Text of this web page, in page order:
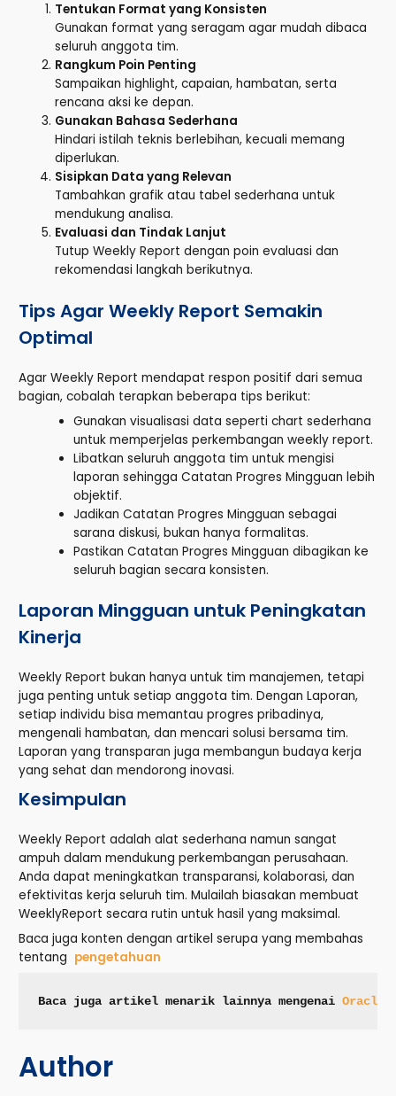
Tentukan Format yang Konsisten
Gunakan format yang seragam agar mudah dibaca
seluruh anggota tim.
Rangkum Poin Penting
Sampaikan highlight, capaian, hambatan, serta
rencana aksi ke depan.
Gunakan Bahasa Sederhana
Hindari istilah teknis berlebihan, kecuali memang
diperlukan.
Sisipkan Data yang Relevan
Tambahkan grafik atau tabel sederhana untuk
mendukung analisa.
Evaluasi dan Tindak Lanjut
Tutup Weekly Report dengan poin evaluasi dan
rekomendasi langkah berikutnya.
Tips Agar Weekly Report Semakin
Optimal
Agar Weekly Report mendapat respon positif dari semua
bagian, cobalah terapkan beberapa tips berikut:
Gunakan visualisasi data seperti chart sederhana
untuk memperjelas perkembangan weekly report.
Libatkan seluruh anggota tim untuk mengisi
laporan sehingga Catatan Progres Mingguan lebih
objektif.
Jadikan Catatan Progres Mingguan sebagai
sarana diskusi, bukan hanya formalitas.
Pastikan Catatan Progres Mingguan dibagikan ke
seluruh bagian secara konsisten.
Laporan Mingguan untuk Peningkatan
Kinerja
Weekly Report bukan hanya untuk tim manajemen, tetapi
juga penting untuk setiap anggota tim. Dengan Laporan,
setiap individu bisa memantau progres pribadinya,
mengenali hambatan, dan mencari solusi bersama tim.
Laporan yang transparan juga membangun budaya kerja
yang sehat dan mendorong inovasi.
Kesimpulan
Weekly Report adalah alat sederhana namun sangat
ampuh dalam mendukung perkembangan perusahaan.
Anda dapat meningkatkan transparansi, kolaborasi, dan
efektivitas kerja seluruh tim. Mulailah biasakan membuat
WeeklyReport secara rutin untuk hasil yang maksimal.
Baca juga konten dengan artikel serupa yang membahas
tentang pengetahuan
Baca juga artikel menarik lainnya mengenai Oracle
Author